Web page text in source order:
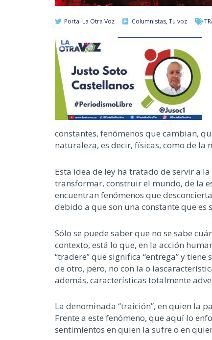
Portal La Otra Voz Columnistas, Tu voz
constantes, fenómenos que cambian,
naturaleza, es decir, físicas, como de la
Esta idea de ley ha tratado de servir a
transformar, construir el mundo, de la
encuentran fenómenos que
debido a que son una constante que es
Sólo se puede saber que no se sabe
contexto, está lo que, en la acción
“tradere” que significa “entrega”y tiene
de otro, pero, no con la o las
además, características totalmente
La denominada “traición”, en quien la
Frente a este fenómeno, que aquí lo
sentimientos en quien la sufre o en